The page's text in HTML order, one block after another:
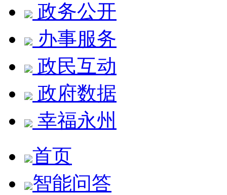
政务公开
办事服务
政民互动
政府数据
幸福永州
首页
智能问答